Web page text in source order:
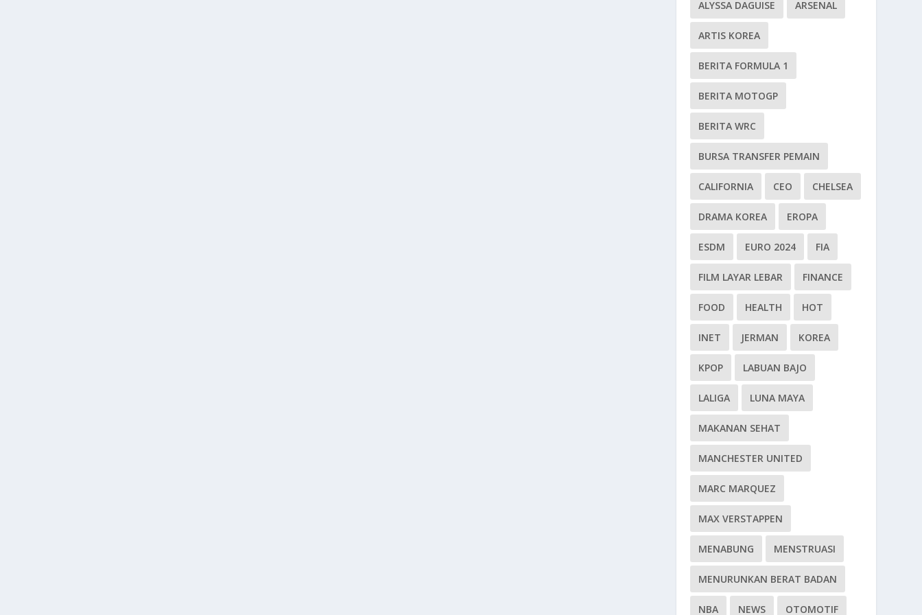
ALYSSA DAGUISE ARSENAL
ARTIS KOREA
BERITA FORMULA 1
BERITA MOTOGP
BERITA WRC
BURSA TRANSFER PEMAIN
CALIFORNIA CEO CHELSEA
DRAMA KOREA EROPA
ESDM EURO 2024 FIA
FILM LAYAR LEBAR FINANCE
FOOD HEALTH HOT
INET JERMAN KOREA
KPOP LABUAN BAJO
LALIGA LUNA MAYA
MAKANAN SEHAT
MANCHESTER UNITED
MARC MARQUEZ
MAX VERSTAPPEN
MENABUNG MENSTRUASI
MENURUNKAN BERAT BADAN
NBA NEWS OTOMOTIF